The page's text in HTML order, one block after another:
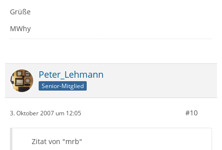
Grüße
MWhy
Peter_Lehmann
Senior-Mitglied
3. Oktober 2007 um 12:05 #10
Zitat von "mrb"